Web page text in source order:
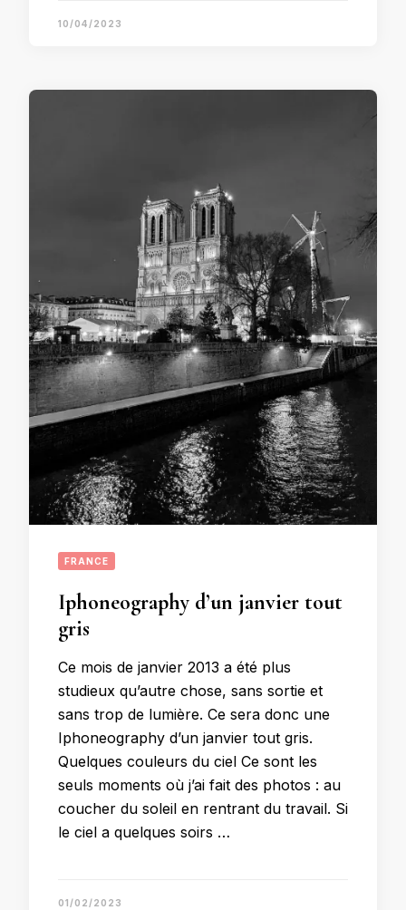
10/04/2023
FRANCE
Iphoneography d’un janvier tout
gris
Ce mois de janvier 2013 a été plus
studieux qu’autre chose, sans sortie et
sans trop de lumière. Ce sera donc une
Iphoneography d’un janvier tout gris.
Quelques couleurs du ciel Ce sont les
seuls moments où j’ai fait des photos : au
coucher du soleil en rentrant du travail. Si
le ciel a quelques soirs …
01/02/2023